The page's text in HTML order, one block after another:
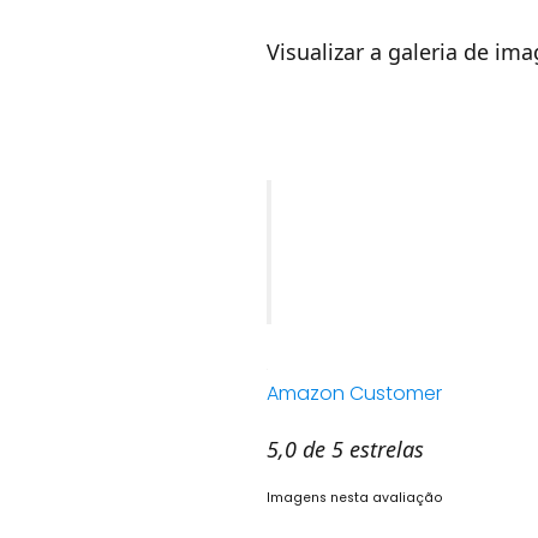
Visualizar a galeria de
Amazon Customer
5,0 de 5 estrelas
Imagens nesta avaliação